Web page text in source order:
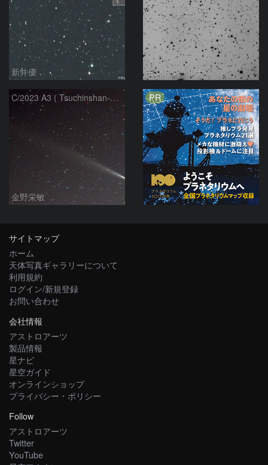
新井優 モンドシャルナ
C/2023 A3 ( Tsuchinshan-ATLAS )
金野栄敏
PR
サイトマップ
ホーム
天体写真ギャラリーについて
利用規約
ログイン/新規登録
お問い合わせ
会社情報
アストロアーツ
製品情報
星ナビ
星空ガイド
オンラインショップ
プライバシー・ポリシー
Follow
アストロアーツ
Twitter
YouTube